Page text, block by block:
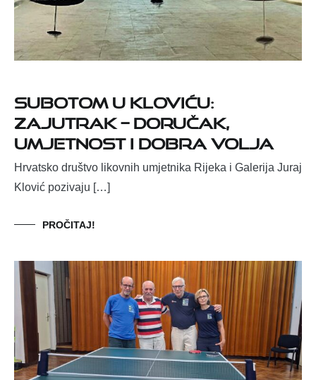
Subotom u Kloviću:
Zajutrak – doručak,
umjetnost i dobra volja
Hrvatsko društvo likovnih umjetnika Rijeka i Galerija Juraj
Klović pozivaju […]
PROČITAJ!